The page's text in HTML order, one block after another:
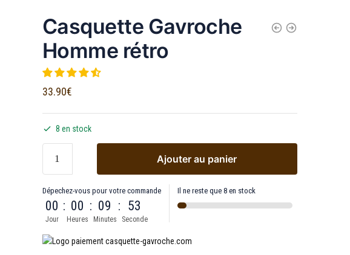
Casquette Gavroche
Homme rétro
33.90€
8 en stock
Ajouter au panier
Dépechez-vous pour votre commande
00
Jour
: 00
Heures
: 09
Minutes
: 53
Seconde
Il ne reste que 8 en stock